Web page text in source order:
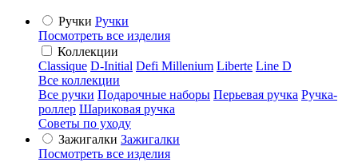
Ручки Ручки
Посмотреть все изделия
Коллекции
Classique D-Initial Defi Millenium Liberte Line D
Все коллекции
Все ручки Подарочные наборы Перьевая ручка Ручка-
роллер Шариковая ручка
Советы по уходу
Зажигалки Зажигалки
Посмотреть все изделия